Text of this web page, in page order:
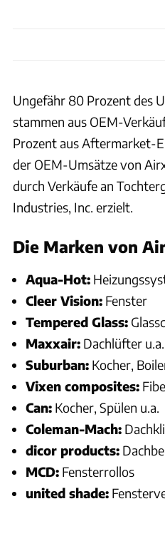
Ungefähr 80 Prozent des
stammen aus OEM-
Prozent aus Aftermarket-
der OEM-Umsätze von
durch Verkäufe an
Industries, Inc. erzielt.
Die Marken von
Aqua-Hot:
Cleer Vision: Fenster
Tempered Glass:
Maxxair: Dachlüfter u.a.
Suburban: Kocher,
Vixen composites:
Can: Kocher, Spülen u.a.
Coleman-Mach:
dicor products:
MCD: Fensterrollos
united shade: